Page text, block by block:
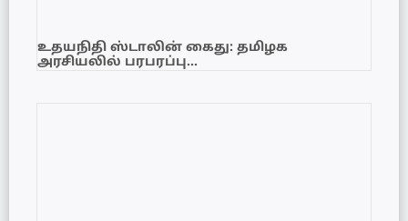
உதயநிதி ஸ்டாலின் கைது: தமிழக
அரசியலில் பரபரப்பு…